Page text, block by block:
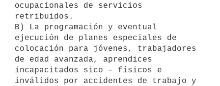
ocupacionales de servicios
retribuidos.
B) La programación y eventual
ejecución de planes especiales de
colocación para jóvenes, trabajadores
de edad avanzada, aprendices
incapacitados sico - físicos e
inválidos por accidentes de trabajo y